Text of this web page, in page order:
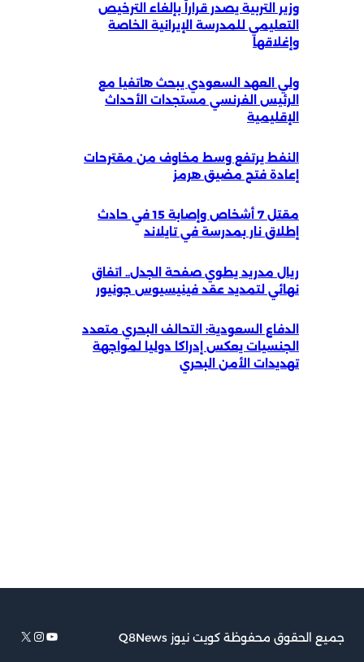
وزير التربية يصدر قراراً بإلغاء الترخيص
التعليمي للمدرسة الإيرانية الخاصة
وإغلاقها
ولي العهد السعودي يبحث هاتفيا مع
الرئيس الفرنسي مستجدات الأحداث
الإقليمية
النفط يرتفع وسط مخاوف من مقترحات
إعادة فتح مضيق هرمز
مقتل 7 أشخاص وإصابة 15 في حادث
إطلاق نار بمدرسة في تايلاند
ريال مدريد يطوي صفحة الجدل.. اتفاق
نهائي لتمديد عقد فينيسيوس جونيور
الدفاع السعودية: التحالف البحري متعدد
الجنسيات يعكس إدراكا دوليا لمواجهة
تهديدات الأمن البحري
جميع الحقوق محفوظة كويت نيوز Q8News يوتيوبإكس